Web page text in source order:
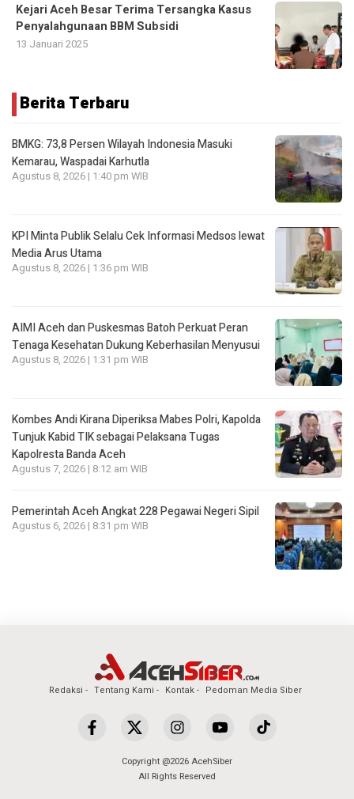
Kejari Aceh Besar Terima Tersangka Kasus
Penyalahgunaan BBM Subsidi
13 Januari 2025
Berita Terbaru
BMKG: 73,8 Persen Wilayah Indonesia Masuki
Kemarau, Waspadai Karhutla
Agustus 8, 2026 | 1:40 pm WIB
KPI Minta Publik Selalu Cek Informasi Medsos lewat
Media Arus Utama
Agustus 8, 2026 | 1:36 pm WIB
AIMI Aceh dan Puskesmas Batoh Perkuat Peran
Tenaga Kesehatan Dukung Keberhasilan Menyusui
Agustus 8, 2026 | 1:31 pm WIB
Kombes Andi Kirana Diperiksa Mabes Polri, Kapolda
Tunjuk Kabid TIK sebagai Pelaksana Tugas
Kapolresta Banda Aceh
Agustus 7, 2026 | 8:12 am WIB
Pemerintah Aceh Angkat 228 Pegawai Negeri Sipil
Agustus 6, 2026 | 8:31 pm WIB
Redaksi Tentang Kami Kontak Pedoman Media Siber
Copyright @2026 AcehSiber
All Rights Reserved